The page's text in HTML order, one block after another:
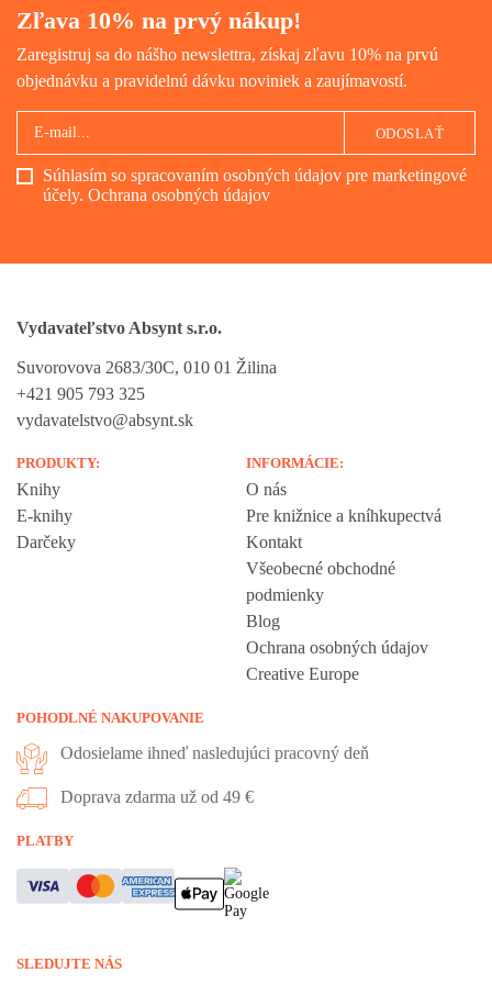
Zľava 10% na prvý nákup!
Zaregistruj sa do nášho newslettra, získaj zľavu 10% na prvú
objednávku a pravidelnú dávku noviniek a zaujímavostí.
Súhlasím so spracovaním osobných údajov pre marketingové
účely. Ochrana osobných údajov
ODOSLAŤ
Vydavateľstvo Absynt s.r.o.
Suvorovova 2683/30C, 010 01 Žilina
+421 905 793 325
vydavatelstvo@absynt.sk
PRODUKTY:
Knihy
E-knihy
Darčeky
INFORMÁCIE:
O nás
Pre knižnice a kníhkupectvá
Kontakt
Všeobecné obchodné
podmienky
Blog
Ochrana osobných údajov
Creative Europe
POHODLNÉ NAKUPOVANIE
Odosielame ihneď nasledujúci pracovný deň
Doprava zdarma už od 49 €
PLATBY
SLEDUJTE NÁS
Vážime si vaše súkromie
Táto stránka používa cookies, aby vám ponúkla skvelý zážitok z
prehliadania. Všetky dôležité informácie nájdete na stránke Cookies.
všetkých cookies, ktoré sa nachádzajú na tomto webe, môžete to